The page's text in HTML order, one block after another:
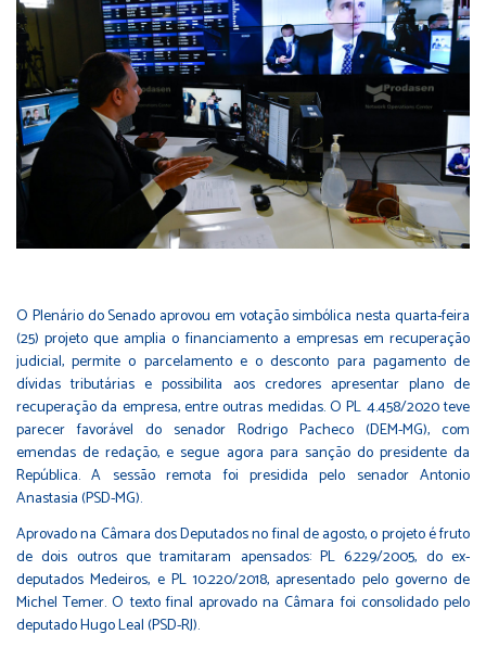
O Plenário do Senado aprovou em votação simbólica nesta quarta-feira
(25) projeto que amplia o financiamento a empresas em recuperação
judicial, permite o parcelamento e o desconto para pagamento de
dívidas tributárias e possibilita aos credores apresentar plano de
recuperação da empresa, entre outras medidas. OPL 4.458/2020teve
parecer favorável do senador Rodrigo Pacheco (DEM-MG), com
emendas de redação, e segue agora para sanção do presidente da
República. A sessão remota foi presidida pelo senador Antonio
Anastasia (PSD-MG).
Aprovado na Câmara dos Deputados no final de agosto, o projeto é fruto
de dois outros que tramitaram apensados: PL 6.229/2005, do ex-
deputados Medeiros, e PL 10.220/2018, apresentado pelo governo de
Michel Temer. O texto final aprovado na Câmara foi consolidado pelo
deputado Hugo Leal (PSD-RJ).